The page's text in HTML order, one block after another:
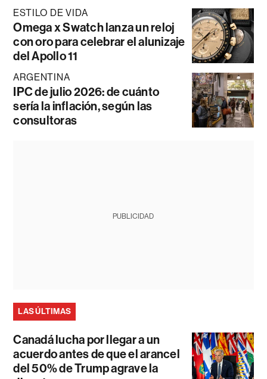
ESTILO DE VIDA
Omega x Swatch lanza un reloj
con oro para celebrar el alunizaje
del Apollo 11
ARGENTINA
IPC de julio 2026: de cuánto
sería la inflación, según las
consultoras
PUBLICIDAD
LAS ÚLTIMAS
Canadá lucha por llegar a un
acuerdo antes de que el arancel
del 50% de Trump agrave la